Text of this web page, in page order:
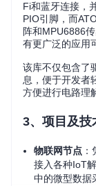
Fi和蓝牙连接，
PIO引脚，而
阵和MPU6886
有更广泛的应用
该库不仅包含了
息，便于开发者
方便进行电路理
3、项目及技
物联网节点
接入各种IoT
中的微型数据